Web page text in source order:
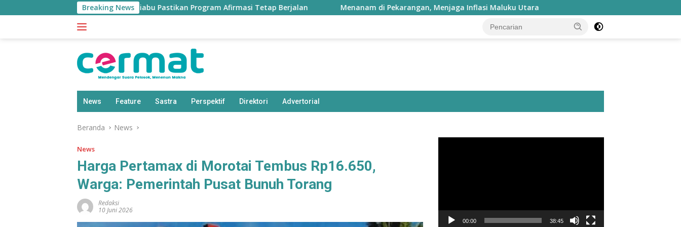
ke
Breaking News
3T Dicabut, Disdik Taliabu Pastikan Program Afirmasi Tetap Berjalan Menanam di Pekarangan, Menjaga Inflasi Maluku Utara
News Feature Sastra Perspektif Direktori Advertorial
Beranda News
News
Harga Pertamax di Morotai Tembus Rp16.650,
Warga: Pemerintah Pusat Bunuh Torang
Redaksi
10 Juni 2026
00:00 38:45